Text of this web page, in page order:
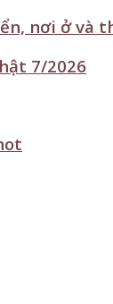
nơi ở và
7/2026